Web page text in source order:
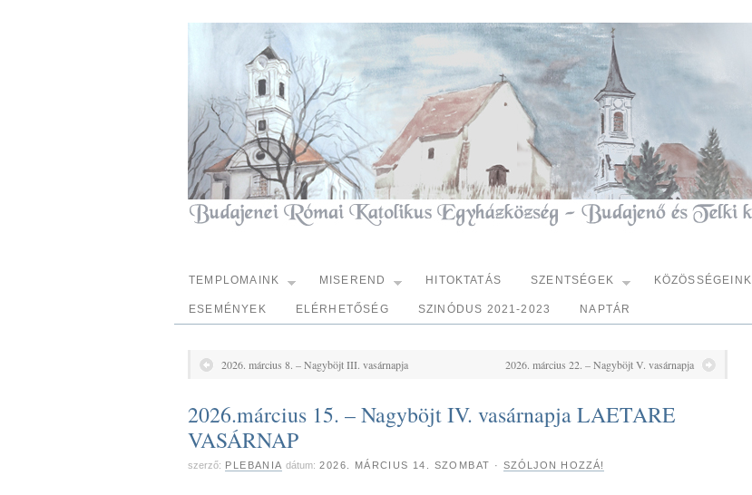
TEMPLOMAINK MISEREND HITOKTATÁS SZENTSÉGEK KÖZÖSSÉGEINK
ESEMÉNYEK ELÉRHETŐSÉG SZINÓDUS 2021-2023 NAPTÁR
2026. március 8. – Nagyböjt III. vasárnapja 2026. március 22. – Nagyböjt V. vasárnapja
2026.március 15. – Nagyböjt IV. vasárnapja LAETARE
VASÁRNAP
szerző: PLEBANIA dátum: 2026. MÁRCIUS 14. SZOMBAT · SZÓLJON HOZZÁ!